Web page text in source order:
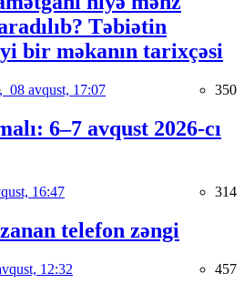
Təbiətin
bir məkanın tarixçəsi
08 avqust, 17:07 350
6–7 avqust 2026-cı
16:47 314
telefon zəngi
12:32 457